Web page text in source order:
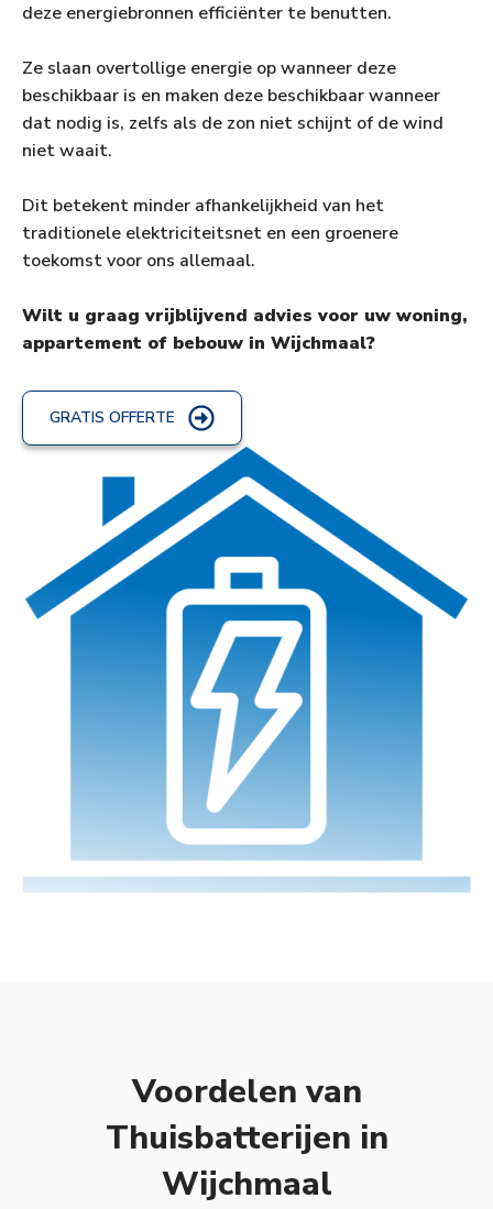
deze energiebronnen efficiënter te benutten.
Ze slaan overtollige energie op wanneer deze
beschikbaar is en maken deze beschikbaar wanneer
dat nodig is, zelfs als de zon niet schijnt of de wind
niet waait.
Dit betekent minder afhankelijkheid van het
traditionele elektriciteitsnet en een groenere
toekomst voor ons allemaal.
Wilt u graag vrijblijvend advies voor uw woning,
appartement of bebouw in Wijchmaal?
GRATIS OFFERTE
Voordelen van
Thuisbatterijen in
Wijchmaal